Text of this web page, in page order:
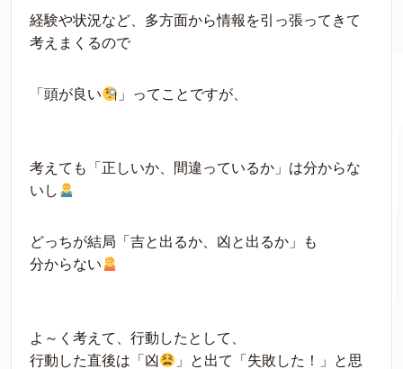
経験や状況など、多方面から情報を引っ張ってきて
考えまくるので
「頭が良い 」ってことですが、
考えても「正しいか、間違っているか」は分からな
いし
どっちが結局「吉と出るか、凶と出るか」も
分からない
よ～く考えて、行動したとして、
行動した直後は「凶
」と出て「失敗した！」と思